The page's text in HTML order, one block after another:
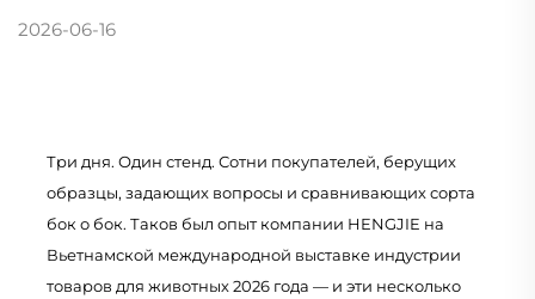
2026-06-16
Три дня. Один стенд. Сотни покупателей, берущих
образцы, задающих вопросы и сравнивающих сорта
бок о бок. Таков был опыт компании HENGJIE на
Вьетнамской международной выставке индустрии
товаров для животных 2026 года — и эти несколько